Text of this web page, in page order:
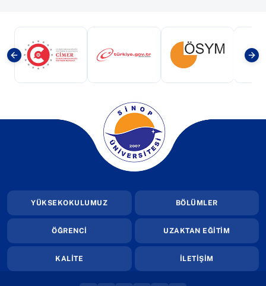
(yeni sekmede açılır)(yeni sekmede açılır)(yeni sekmede
(yeni sekmede açılır)
YÜKSEKOKULUMUZ BÖLÜMLER
ÖĞRENCİ UZAKTAN EĞİTİM
KALİTE İLETİŞİM